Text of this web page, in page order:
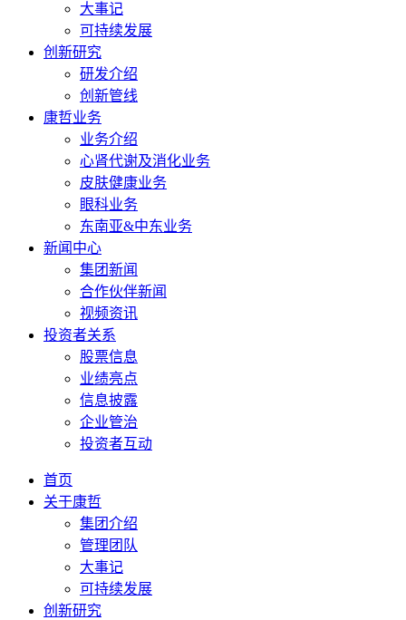
大事记
可持续发展
创新研究
研发介绍
创新管线
康哲业务
业务介绍
心肾代谢及消化业务
皮肤健康业务
眼科业务
东南亚&中东业务
新闻中心
集团新闻
合作伙伴新闻
视频资讯
投资者关系
股票信息
业绩亮点
信息披露
企业管治
投资者互动
首页
关于康哲
集团介绍
管理团队
大事记
可持续发展
创新研究